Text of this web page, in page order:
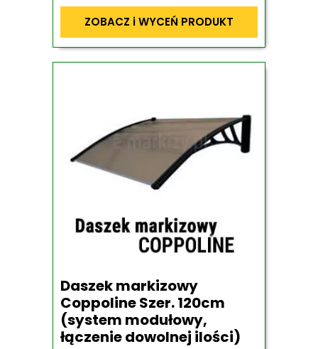
ZOBACZ i WYCEŃ PRODUKT
Daszek markizowy
Coppoline Szer. 120cm
(system modułowy,
łączenie dowolnej ilości)